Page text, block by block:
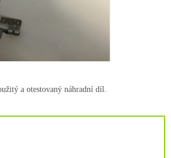
a otestovaný náhradní díl.